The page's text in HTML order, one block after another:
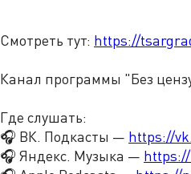
Смотреть тут: https://
Канал программы "Без
Где слушать:
🎧 ВК. Подкасты — https://
🎧 Яндекс. Музыка —